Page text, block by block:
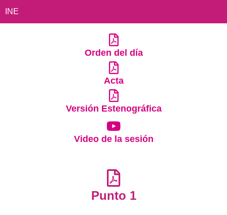
INE
Orden del día
Acta
Versión Estenográfica
Video de la sesión
Punto 1